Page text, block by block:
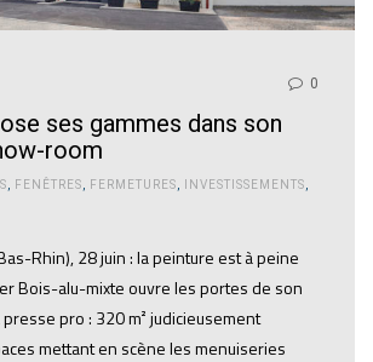
0
ses gammes dans son
room
FENÊTRES FERMETURES INVESTISSEMENTS
Rhin), 28 juin : la peinture est à peine
Bois-alu-mixte ouvre les portes de son
pro : 320 m² judicieusement
mettant en scène les menuiseries